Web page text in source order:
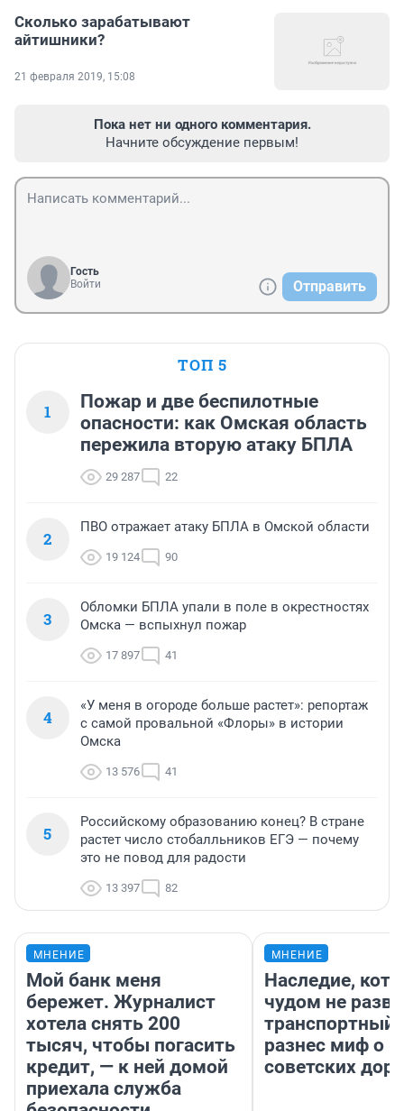
Сколько зарабатывают
айтишники?
21 февраля 2019, 15:08
Пока нет ни одного комментария.
Начните обсуждение первым!
Гость
Войти
Отправить
ТОП 5
1
Пожар и две беспилотные
опасности: как Омская область
пережила вторую атаку БПЛА
29 287 22
2
ПВО отражает атаку БПЛА в Омской области
19 124 90
3
Обломки БПЛА упали в поле в окрестностях
Омска — вспыхнул пожар
17 897 41
4
«У меня в огороде больше растет»: репортаж
с самой провальной «Флоры» в истории
Омска
13 576 41
5
Российскому образованию конец? В стране
растет число стобалльников ЕГЭ — почему
это не повод для радости
13 397 82
МНЕНИЕ
Мой банк меня
бережет. Журналист
хотела снять 200
тысяч, чтобы погасить
кредит, — к ней домой
приехала служба
МНЕНИЕ
Наследие,
чудом не
транспортный
разнес миф о
советских